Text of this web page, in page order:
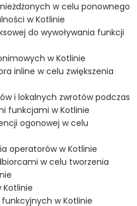
w celu ponownego
w Kotlinie
do wywoływania funkcji
w Kotlinie
inline w celu zwiększenia
i lokalnych zwrotów podczas
funkcjami w Kotlinie
ogonowej w celu
operatorów w Kotlinie
w celu tworzenia
Kotlinie
w Kotlinie